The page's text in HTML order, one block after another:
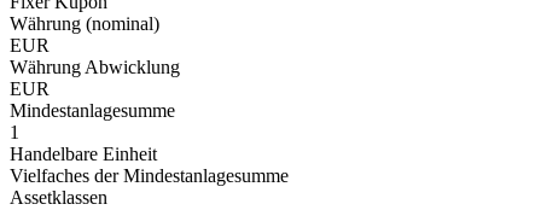
Währung (nominal)
EUR
Währung Abwicklung
EUR
Mindestanlagesumme
1
Handelbare Einheit
Vielfaches der Mindestanlagesumme
Assetklassen